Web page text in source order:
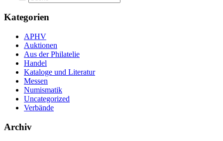
Kategorien
APHV
Auktionen
Aus der Philatelie
Handel
Kataloge und Literatur
Messen
Numismatik
Uncategorized
Verbände
Archiv